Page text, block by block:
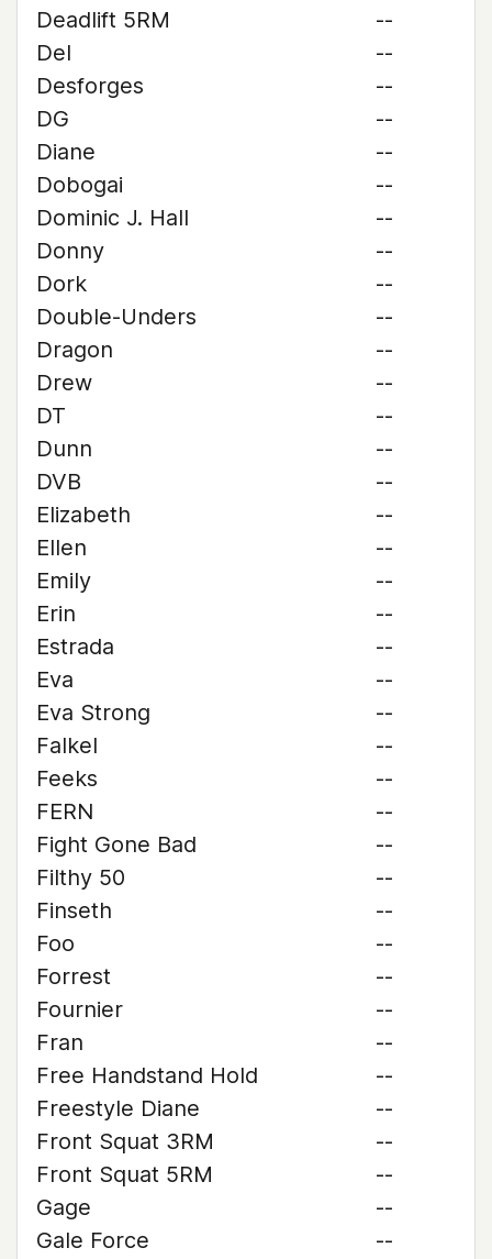
Deadlift 5RM
--
Del
--
Desforges
--
DG
--
Diane
--
Dobogai
--
Dominic J. Hall
--
Donny
--
Dork
--
Double-Unders
--
Dragon
--
Drew
--
DT
--
Dunn
--
DVB
--
Elizabeth
--
Ellen
--
Emily
--
Erin
--
Estrada
--
Eva
--
Eva Strong
--
Falkel
--
Feeks
--
FERN
--
Fight Gone Bad
--
Filthy 50
--
Finseth
--
Foo
--
Forrest
--
Fournier
--
Fran
--
Free Handstand Hold
--
Freestyle Diane
--
Front Squat 3RM
--
Front Squat 5RM
--
Gage
--
Gale Force
--